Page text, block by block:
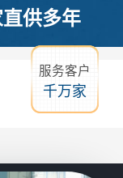
供多年
服务客户
千万家